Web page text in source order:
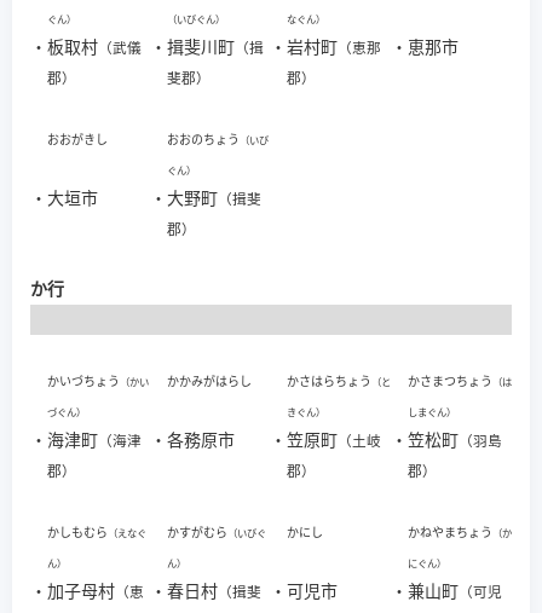
ぐん） （いびぐん） なぐん）
・ 板取村 （武儀
郡）
・ 揖斐川町 （揖
斐郡）
・ 岩村町 （恵那
郡）
・ 恵那市
おおがきし おおのちょう （いび
ぐん）
・ 大垣市 ・ 大野町 （揖斐
郡）
か行
かいづちょう （かい
づぐん）
かかみがはらし かさはらちょう （と
きぐん）
かさまつちょう （は
しまぐん）
・ 海津町 （海津
郡）
・ 各務原市 ・ 笠原町 （土岐
郡）
・ 笠松町 （羽島
郡）
かしもむら （えなぐ
ん）
かすがむら （いびぐ
ん）
かにし かねやまちょう （か
にぐん）
・ 加子母村 （恵
・ 春日村 （揖斐
・ 可児市 ・ 兼山町 （可児